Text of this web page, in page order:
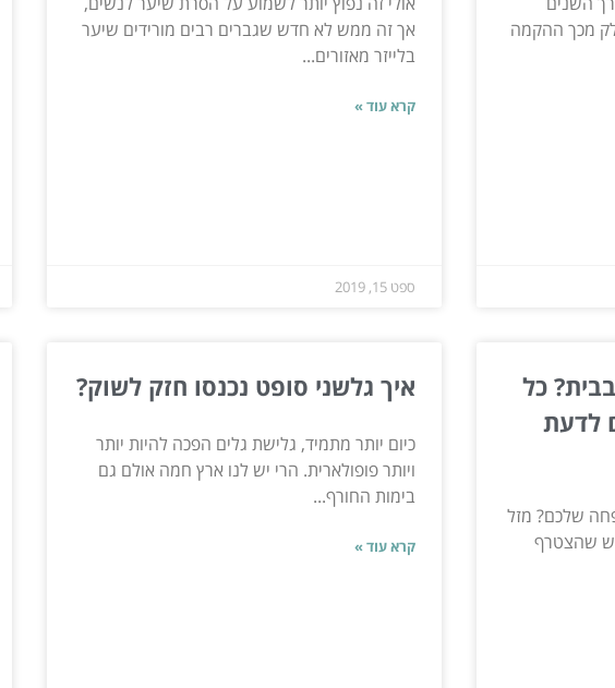
מכך ההקמה
אך זה ממש לא חדש שגברים רבים מורידים שיער
בלייזר מאזורים...
קרא עוד »
ספט 15, 2019
כל
לדעת
שלכם? מזל
שהצטרף
איך גלשני סופט נכנסו חזק לשוק?
כיום יותר מתמיד, גלישת גלים הפכה להיות יותר
ויותר פופולארית. הרי יש לנו ארץ חמה אולם גם
בימות החורף...
קרא עוד »